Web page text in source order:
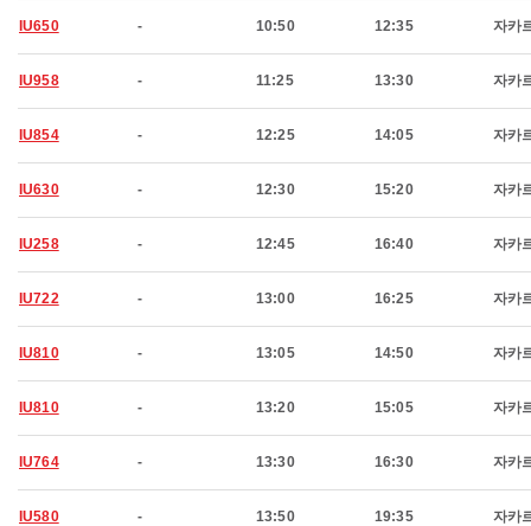
IU650 - 10:50 12:35 자카
IU958 - 11:25 13:30 자카
IU854 - 12:25 14:05 자카
IU630 - 12:30 15:20 자카
IU258 - 12:45 16:40 자카
IU722 - 13:00 16:25 자카
IU810 - 13:05 14:50 자카
IU810 - 13:20 15:05 자카
IU764 - 13:30 16:30 자카
IU580 - 13:50 19:35 자카